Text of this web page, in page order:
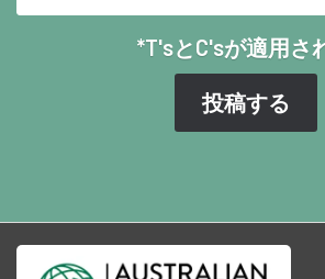
*T'sとC'sが適用さ